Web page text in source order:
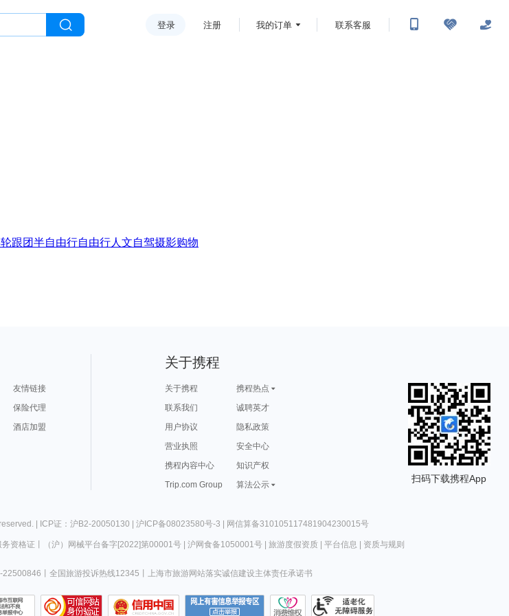
登录 注册 我的订单 联系客服
跟团半自由行自由行人文自驾摄影购物
友情链接
保险代理
酒店加盟
关于携程
关于携程
携程热点
联系我们
诚聘英才
用户协议
隐私政策
营业执照
安全中心
携程内容中心
知识产权
Trip.com Group
算法公示
扫码下载携程App
| ICP证：沪B2-20050130 | 沪ICP备08023580号-3 | 网信算备310105117481904230015号
资格证 （沪）网械平台备字[2022]第00001号| 沪网食备1050001号| 旅游度假资质| 平台信息 资质与规则
22500846 全国旅游投诉热线12345 上海市旅游网站落实诚信建设主体责任承诺书